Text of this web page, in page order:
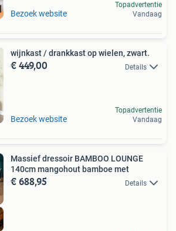
Bezoek website
Topadvertentie
Vandaag
wijnkast / drankkast op wielen, zwart.
€ 449,00 Details
Bezoek website
Topadvertentie
Vandaag
Massief dressoir BAMBOO LOUNGE
140cm mangohout bamboe met
€ 688,95 Details